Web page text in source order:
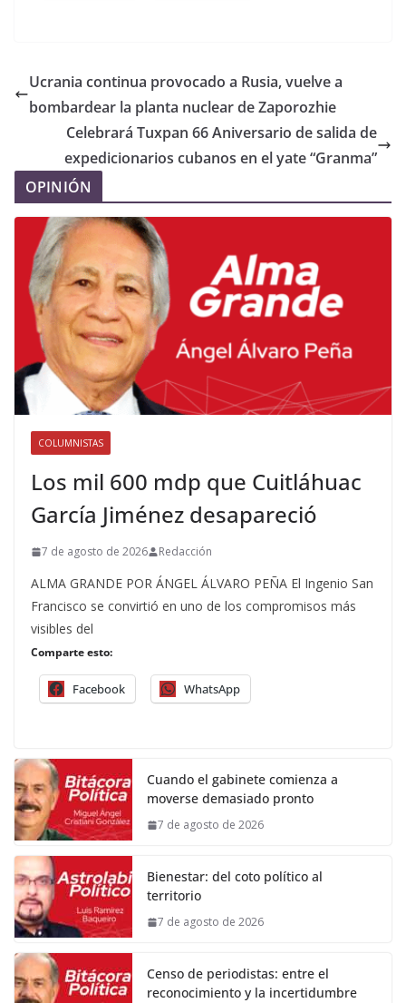
Ucrania continua provocado a Rusia, vuelve a
bombardear la planta nuclear de Zaporozhie
Celebrará Tuxpan 66 Aniversario de salida de
expedicionarios cubanos en el yate “Granma”
OPINIÓN
COLUMNISTAS
Los mil 600 mdp que Cuitláhuac
García Jiménez desapareció
7 de agosto de 2026 Redacción
ALMA GRANDE POR ÁNGEL ÁLVARO PEÑA El Ingenio San
Francisco se convirtió en uno de los compromisos más
visibles del
Comparte esto:
Facebook WhatsApp
Cuando el gabinete comienza a
moverse demasiado pronto
7 de agosto de 2026
Bienestar: del coto político al
territorio
7 de agosto de 2026
Censo de periodistas: entre el
reconocimiento y la incertidumbre